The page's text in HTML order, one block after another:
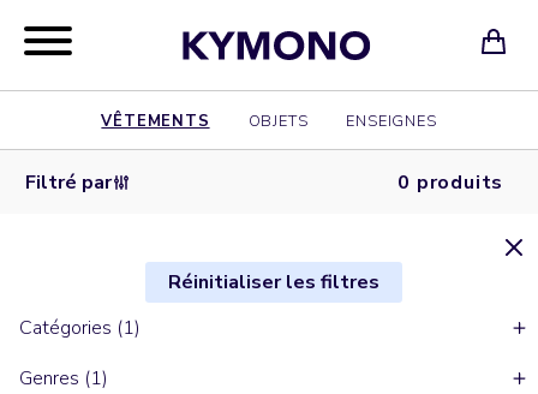
VÊTEMENTS OBJETS ENSEIGNES
Filtré par 0 produits
Réinitialiser les filtres
Catégories (1)
Genres (1)